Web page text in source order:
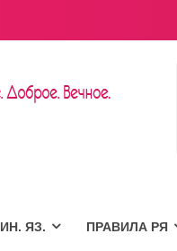
ИН. ЯЗ. ПРАВИЛА РЯ